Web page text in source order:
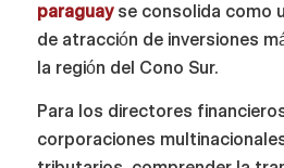
paraguayse consolida como
de atracción de inversiones
la región del Cono Sur.
Para los directores
corporaciones